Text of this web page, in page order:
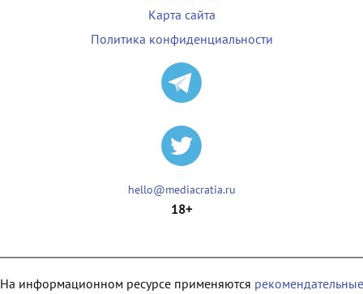
Карта сайта
Политика конфиденциальности
hello@mediacratia.ru
18+
На информационном ресурсе применяются рекомендательные